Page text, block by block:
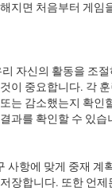
지면 처음부터 게임
자신의 활동을 조
이 중요합니다. 각
는 감소했는지 확인
과를 확인할 수 있습
사항에 맞게 중재 계
장합니다. 또한 언